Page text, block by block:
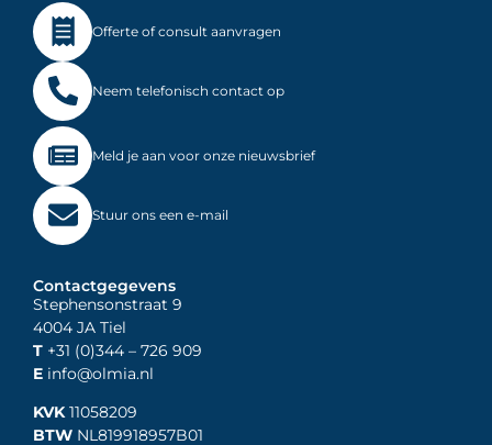
Offerte of consult aanvragen
Neem telefonisch contact op
Meld je aan voor onze nieuwsbrief
Stuur ons een e-mail
Contactgegevens
Stephensonstraat 9
4004 JA Tiel
T +31 (0)344 – 726 909
E info@olmia.nl
KVK11058209
BTW NL819918957B01